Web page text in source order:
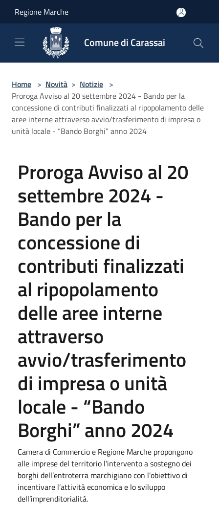
Regione Marche
Comune di Carassai
Home > Novità > Notizie >
Proroga Avviso al 20 settembre 2024 - Bando per la
concessione di contributi finalizzati al ripopolamento delle
aree interne attraverso avvio/trasferimento di impresa o
unità locale - “Bando Borghi” anno 2024
Proroga Avviso al 20
settembre 2024 -
Bando per la
concessione di
contributi finalizzati
al ripopolamento
delle aree interne
attraverso
avvio/trasferimento
di impresa o unità
locale - “Bando
Borghi” anno 2024
Camera di Commercio e Regione Marche propongono
alle imprese del territorio l’intervento a sostegno dei
borghi dell’entroterra marchigiano con l’obiettivo di
incentivare l’attività economica e lo sviluppo
dell’imprenditorialità.